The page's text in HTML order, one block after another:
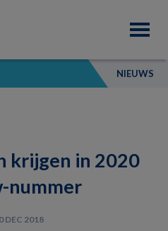
NIEUWS
krijgen in 2020
nummer
DEC 2018